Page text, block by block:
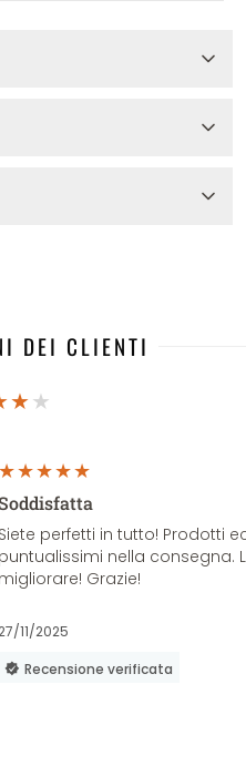
DEI CLIENTI
Siete perfetti in tutto! Prodotti
puntualissimi nella consegna.
migliorare! Grazie!
11/2025
Recensione verificata